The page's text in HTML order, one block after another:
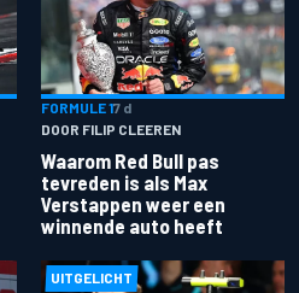
FORMULE 17 d
DOOR FILIP CLEEREN
Waarom Red Bull pas
tevreden is als Max
Verstappen weer een
winnende auto heeft
UITGELICHT